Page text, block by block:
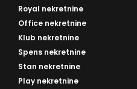
Royal nekretnine
Office nekretnine
Klub nekretnine
Spens nekretnine
Stan nekretnine
Play nekretnine